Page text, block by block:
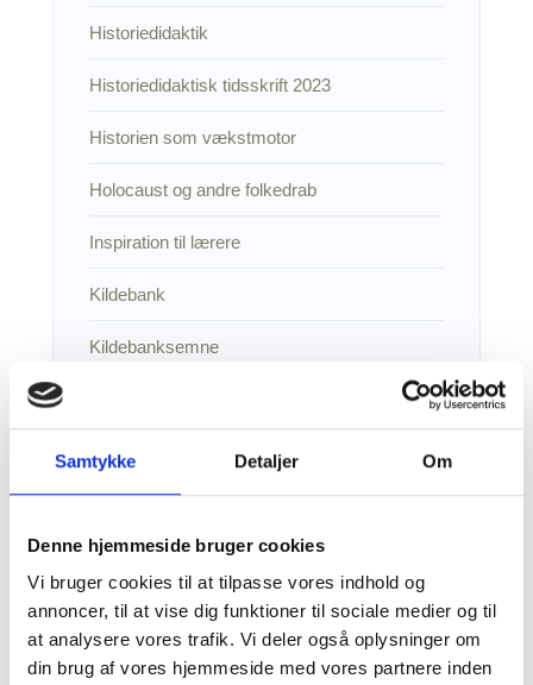
Samtykke Detaljer Om
Denne hjemmeside bruger cookies
Vi bruger cookies til at tilpasse vores indhold og
annoncer, til at vise dig funktioner til sociale medier og til
at analysere vores trafik. Vi deler også oplysninger om
din brug af vores hjemmeside med vores partnere inden
Historiedidaktik
Historiedidaktisk tidsskrift 2023
Historien som vækstmotor
Holocaust og andre folkedrab
Inspiration til lærere
Kildebank
Kildebanksemne
Kildebankstema om børneliv
Kildebankstema om epidemier
Kildebankstema om forbrydelse og straf
Kildebankstema om genforeningen